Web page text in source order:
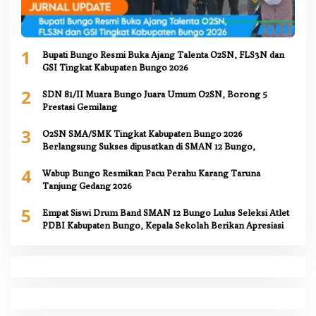
1
Bupati Bungo Resmi Buka Ajang Talenta O2SN, FLS3N dan
GSI Tingkat Kabupaten Bungo 2026
2
SDN 81/II Muara Bungo Juara Umum O2SN, Borong 5
Prestasi Gemilang
3
O2SN SMA/SMK Tingkat Kabupaten Bungo 2026
Berlangsung Sukses dipusatkan di SMAN 12 Bungo,
4
Wabup Bungo Resmikan Pacu Perahu Karang Taruna
Tanjung Gedang 2026
5
Empat Siswi Drum Band SMAN 12 Bungo Lulus Seleksi Atlet
PDBI Kabupaten Bungo, Kepala Sekolah Berikan Apresiasi